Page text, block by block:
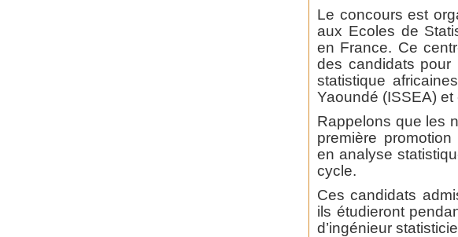
Le concours est
aux Ecoles de
en France. Ce
des candidats pour
statistique
Yaoundé (ISSEA) et
Rappelons que les
première
en analyse
cycle.
Ces candidats
ils étudieront
d’ingénieur